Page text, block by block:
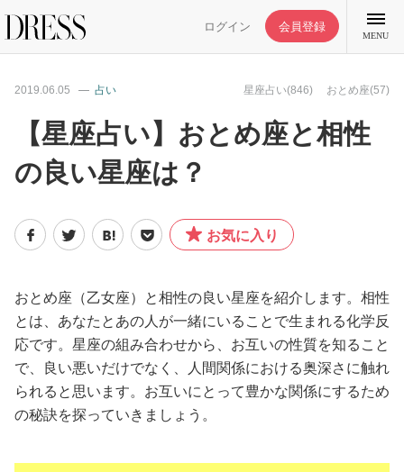
ログイン 会員登録
MENU
特集記事
DRESS部活
ファッション
恋愛/結婚/離婚
2019.06.05 占い 星座占い(846) おとめ座(57)
【星座占い】おとめ座と相性
の良い星座は？
お気に入り
おとめ座（乙女座）と相性の良い星座を紹介します。相性
とは、あなたとあの人が一緒にいることで生まれる化学反
応です。星座の組み合わせから、お互いの性質を知ること
で、良い悪いだけでなく、人間関係における奥深さに触れ
られると思います。お互いにとって豊かな関係にするため
の秘訣を探っていきましょう。